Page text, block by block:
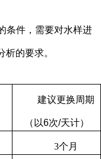
条件，需要对水样进
的要求。
建议更换周期
（以6次/天计）
3个月